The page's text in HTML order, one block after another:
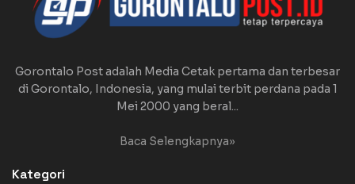
Gorontalo Post adalah Media Cetak pertama dan terbesar
di Gorontalo, Indonesia, yang mulai terbit perdana pada 1
Mei 2000 yang beral...
Baca Selengkapnya»
Kategori